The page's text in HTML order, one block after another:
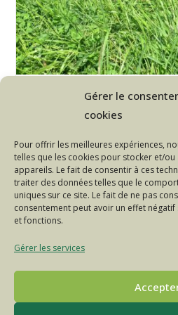
Gérer le
cookies
Pour offrir les meilleures expériences,
telles que les cookies pour stocker et/
appareils. Le fait de consentir à ces
traiter des données telles que le
uniques sur ce site. Le fait de ne pas
consentement peut avoir un effet
et fonctions.
Gérer les services
Anne-Lorraine
sein de sa ferme
40 fermes partenaires de
animaux du Troupeau du
Continuer La LectureAnne-
Lorraine
Ferme